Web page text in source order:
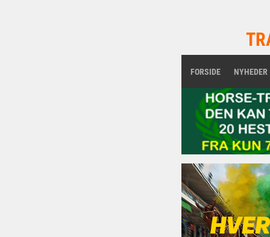
FORSIDE NYHEDER